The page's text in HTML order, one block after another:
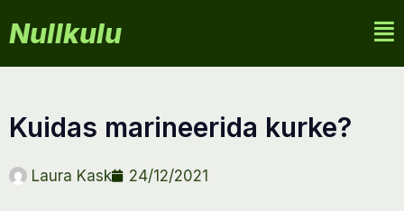
Nullkulu
kuidas marineerida kurke?
Laura Kask 24/12/2021